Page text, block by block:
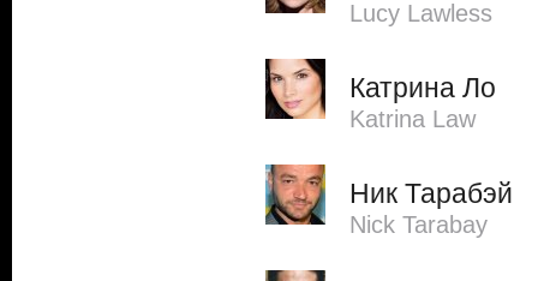
Lucy Lawless
Катрина Ло
Katrina Law
Ник Тарабэй
Nick Tarabay